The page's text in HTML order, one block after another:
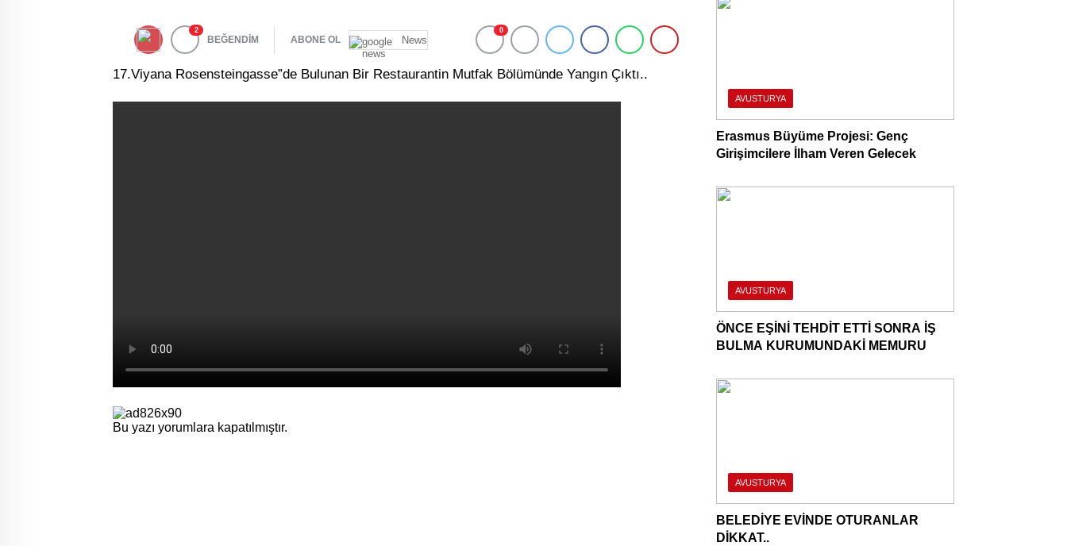
2
BEĞENDİM ABONE OL News
0
17.Viyana Rosensteingasse”de Bulunan Bir Restaurantin Mutfak Bölümünde Yangın Çıktı..
Bu yazı yorumlara kapatılmıştır.
AVUSTURYA
Erasmus Büyüme Projesi: Genç
Girişimcilere İlham Veren Gelecek
AVUSTURYA
ÖNCE EŞİNİ TEHDİT ETTİ SONRA İŞ
BULMA KURUMUNDAKİ MEMURU
AVUSTURYA
BELEDİYE EVİNDE OTURANLAR
DİKKAT..